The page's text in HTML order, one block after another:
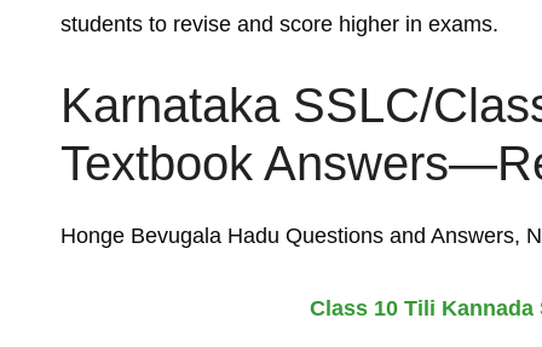
students to revise and score higher in exams.
Karnataka SSLC/
Textbook
Honge Bevugala Hadu Questions and Answers,
Class 10 Tili